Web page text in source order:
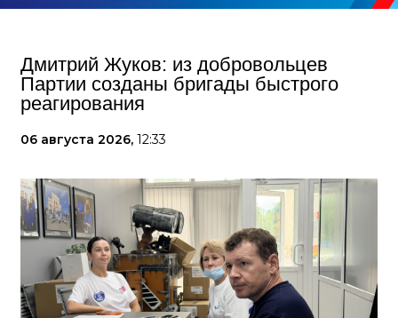
Дмитрий Жуков: из добровольцев
Партии созданы бригады быстрого
реагирования
06 августа 2026, 12:33